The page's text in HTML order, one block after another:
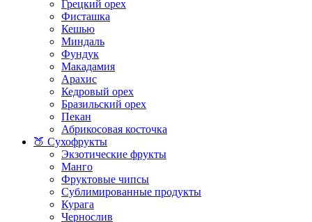
Грецкий орех
Фисташка
Кешью
Миндаль
Фундук
Макадамия
Арахис
Кедровый орех
Бразильский орех
Пекан
Абрикосовая косточка
🍑 Сухофрукты
Экзотические фрукты
Манго
Фруктовые чипсы
Сублимированные продукты
Курага
Чернослив